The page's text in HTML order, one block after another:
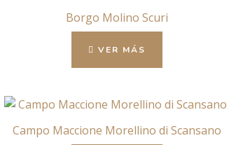
Borgo Molino Scuri
VER MÁS
Campo Maccione Morellino di Scansano